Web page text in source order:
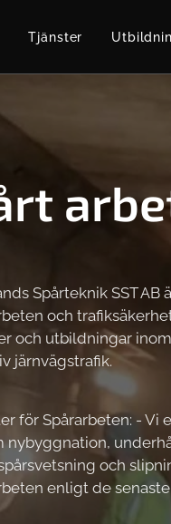
Tjänster
Spårteknik SST
och
och utbildningar
järnvägstrafik.
för Spårarbeten: - Vi
nybyggnation,
och
enligt de